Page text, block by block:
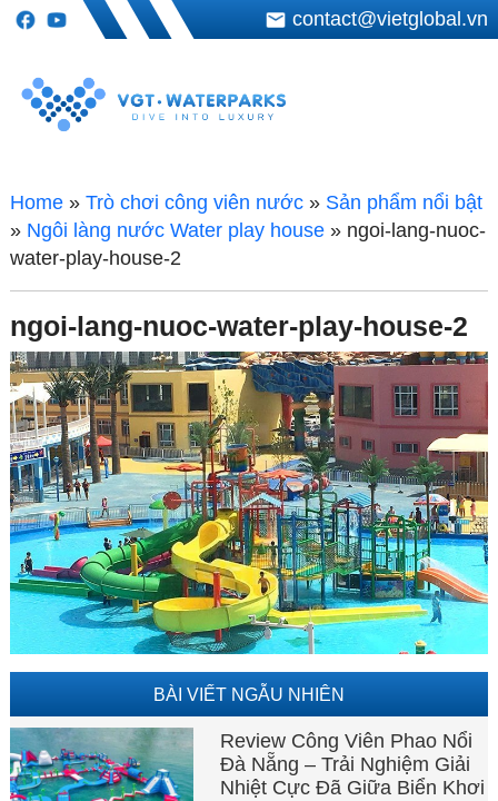
contact@vietglobal.vn
Home» Trò chơi công viên nước» Sản phẩm nổi bật
» Ngôi làng nước Water play house» ngoi-lang-nuoc-
water-play-house-2
ngoi-lang-nuoc-water-play-house-2
BÀI VIẾT NGẪU NHIÊN
Review Công Viên Phao Nổi
Đà Nẵng – Trải Nghiệm Giải
Nhiệt Cực Đã Giữa Biển Khơi